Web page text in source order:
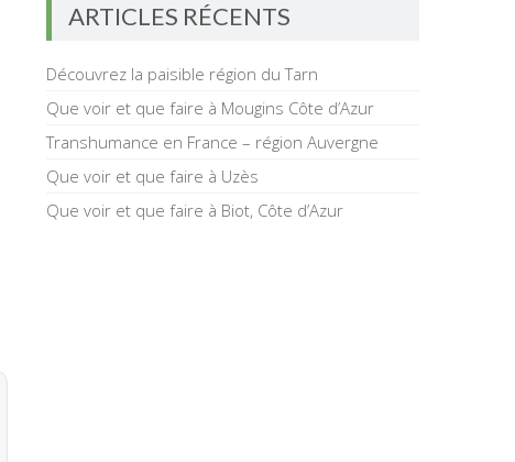
ARTICLES RÉCENTS
Découvrez la paisible région du Tarn
Que voir et que faire à Mougins Côte d’Azur
Transhumance en France – région Auvergne
Que voir et que faire à Uzès
Que voir et que faire à Biot, Côte d’Azur